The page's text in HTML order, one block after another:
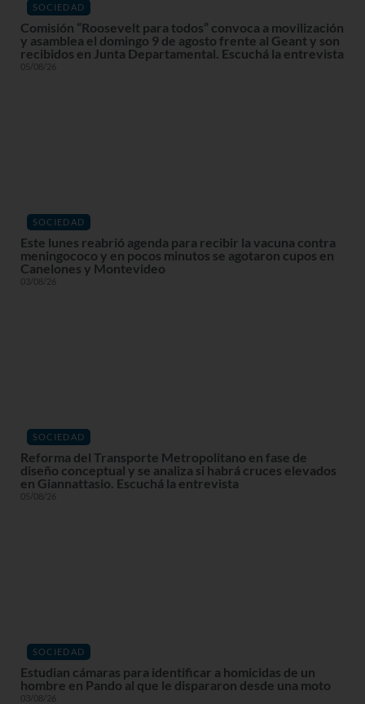
SOCIEDAD
Comisión “Roosevelt para todos” convoca a movilización
y asamblea el domingo 9 de agosto frente al Geant y son
recibidos en Junta Departamental. Escuchá la entrevista
05/08/26
SOCIEDAD
Este lunes reabrió agenda para recibir la vacuna contra
meningococo y en pocos minutos se agotaron cupos en
Canelones y Montevideo
03/08/26
SOCIEDAD
Reforma del Transporte Metropolitano en fase de
diseño conceptual y se analiza si habrá cruces elevados
en Giannattasio. Escuchá la entrevista
05/08/26
SOCIEDAD
Estudian cámaras para identificar a homicidas de un
hombre en Pando al que le dispararon desde una moto
03/08/26